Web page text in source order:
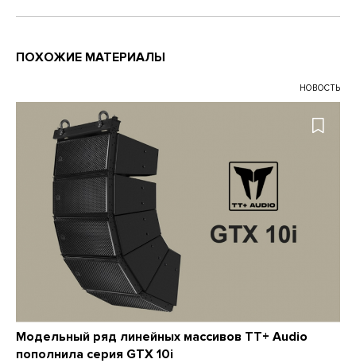
ПОХОЖИЕ МАТЕРИАЛЫ
НОВОСТЬ
Модельный ряд линейных массивов TT+ Audio
пополнила серия GTX 10i